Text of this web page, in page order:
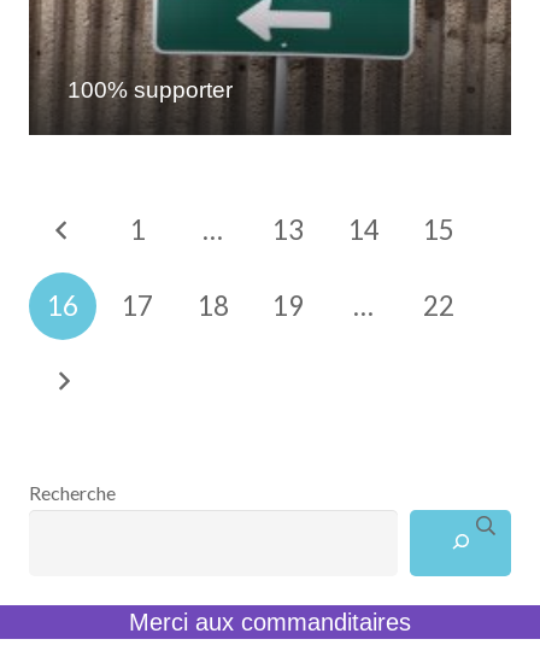
100% supporter
1 … 13 14 15
16 17 18 19 … 22
Recherche
Merci aux commanditaires